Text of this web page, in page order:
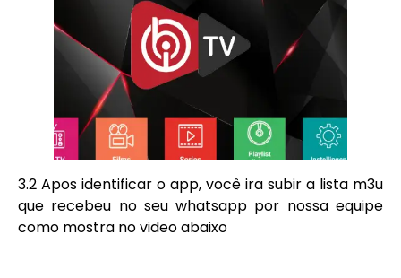
3.2 Apos identificar o app, você ira subir a lista m3u
que recebeu no seu whatsapp por nossa equipe
como mostra no video abaixo